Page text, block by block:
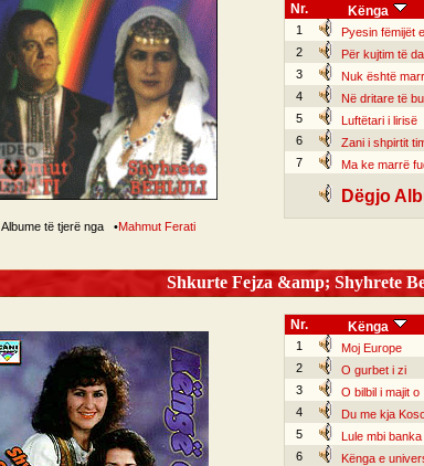
Albume të tjerë nga •Mahmut Ferati
Nr. Kënga
1 Pyesin fëmijët
2
Për kujtim të
3
Nuk është
4
Në dritare të
5
Luftëtari i lirisë
6
Zani i shpirtit
7
Ma ke marrë
Dëgjo
Shkurte Fejza &amp; Shyhrete
Nr. Kënga
1 Moj Europe
2
O gurbet i zi
3
O bilbil i majit o
4
Du me kja
5
Lule mbi banka
6
Kënga e